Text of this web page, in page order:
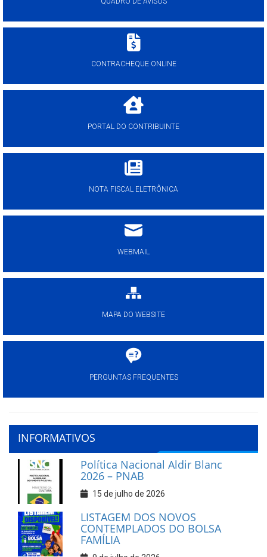
CONTRACHEQUE ONLINE
PORTAL DO CONTRIBUINTE
NOTA FISCAL ELETRÔNICA
WEBMAIL
MAPA DO WEBSITE
PERGUNTAS FREQUENTES
INFORMATIVOS
Política Nacional Aldir Blanc
2026 – PNAB
15 de julho de 2026
LISTAGEM DOS NOVOS
CONTEMPLADOS DO BOLSA
FAMÍLIA